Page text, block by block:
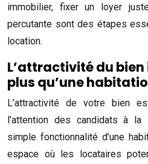
immobilier, fixer un loyer
percutante sont des étapes
location.
L’attractivité du
plus qu’une
L’attractivité de votre bien
l’attention des candidats à
simple fonctionnalité d’une
espace où les locataires